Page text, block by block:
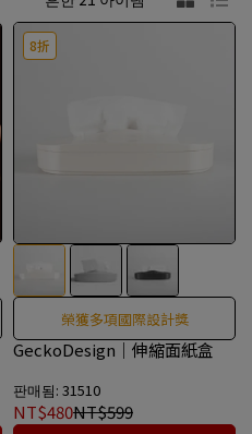
8折
榮獲多項國際設計獎
GeckoDesign｜伸縮面紙盒
판매됨: 31510
NT$480NT$599